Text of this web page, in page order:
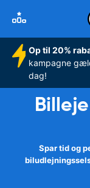
Op til 20%
kampagne
dag!
Spar tid og